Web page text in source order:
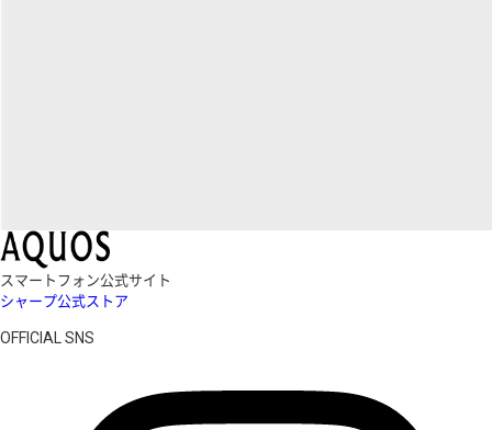
スマートフォン公式サイト
シャープ公式ストア
OFFICIAL SNS